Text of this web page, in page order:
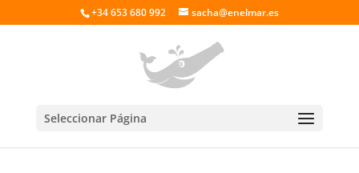
+34 653 680 992 sacha@enelmar.es
Seleccionar Página